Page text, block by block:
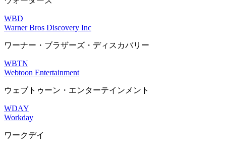
WBD
Warner Bros Discovery Inc
ワーナー・ブラザーズ・ディスカバリー
WBTN
Webtoon Entertainment
ウェブトゥーン・エンターテインメント
WDAY
Workday
ワークデイ